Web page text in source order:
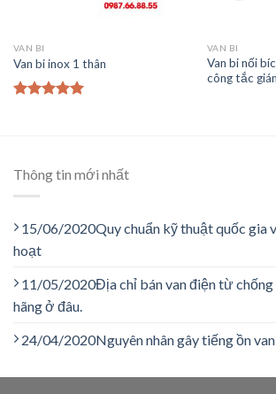
VAN BI
Van bi inox 1 thân
VAN BI
Van bi nối
công tắc
Thông tin mới nhất
15/06/2020Quy chuẩn kỹ thuật quốc gia
hoạt
11/05/2020Địa chỉ bán van điện từ chống
hãng ở đâu.
24/04/2020Nguyên nhân gây tiếng ồn